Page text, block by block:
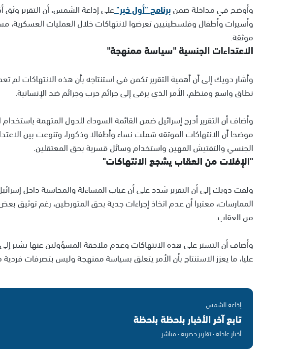
وأوضح في مداخلة ضمنبرنامج "أول خبر"
وأسيرات وأطفال وفلسطينيين تعرضوا لانتهاكات خلال العمليات العسكرية،
موثقة.
الاعتداءات الجنسية "سياسة ممنهجة"
وأشار دويك إلى أن أهمية التقرير تكمن في استنتاجه بأن هذه الانتهاكات لم
نطاق واسع ومنظم، الأمر الذي يرقى إلى جرائم حرب وجرائم ضد الإنسانية.
وأضاف أن التقرير أدرج إسرائيل ضمن القائمة السوداء للدول المتهمة
موضحا أن الانتهاكات الموثقة شملت نساء وأطفالا وذكورا، وتنوعت بين
الجنسي والتفتيش المهين واستخدام وسائل قسرية بحق المعتقلين.
"الإفلات من العقاب يشجع الانتهاكات"
ولفت دويك إلى أن التقرير شدد على أن غياب المساءلة والمحاسبة داخل
الممارسات، معتبرا أن عدم اتخاذ إجراءات جدية بحق المتورطين، رغم توثيق بعض
من العقاب.
وأضاف أن التستر على هذه الانتهاكات وعدم ملاحقة المسؤولين عنها يشير
عليا، ما يعزز الاستنتاج بأن الأمر يتعلق بسياسة ممنهجة وليس بتصرفات
إذاعة الشمس
تابع آخر الأخبار بلحظة بلحظة
أخبار عاجلة · تقارير حصرية · مباشر